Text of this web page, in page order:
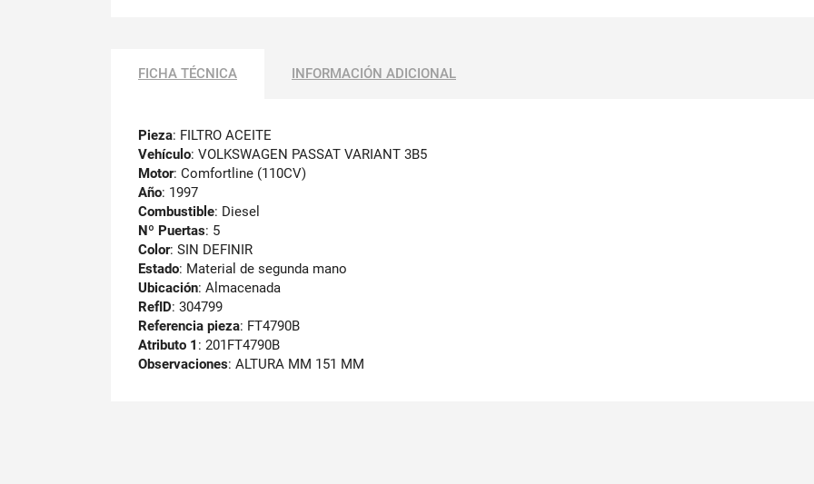
FICHA TÉCNICA INFORMACIÓN ADICIONAL
Pieza: FILTRO ACEITE
Vehículo: VOLKSWAGEN PASSAT VARIANT 3B5
Motor: Comfortline (110CV)
Año: 1997
Combustible: Diesel
Nº Puertas: 5
Color: SIN DEFINIR
Estado: Material de segunda mano
Ubicación: Almacenada
RefID: 304799
Referencia pieza: FT4790B
Atributo 1 : 201FT4790B
Observaciones: ALTURA MM 151 MM